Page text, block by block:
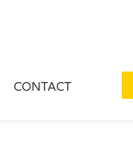
CONTACT